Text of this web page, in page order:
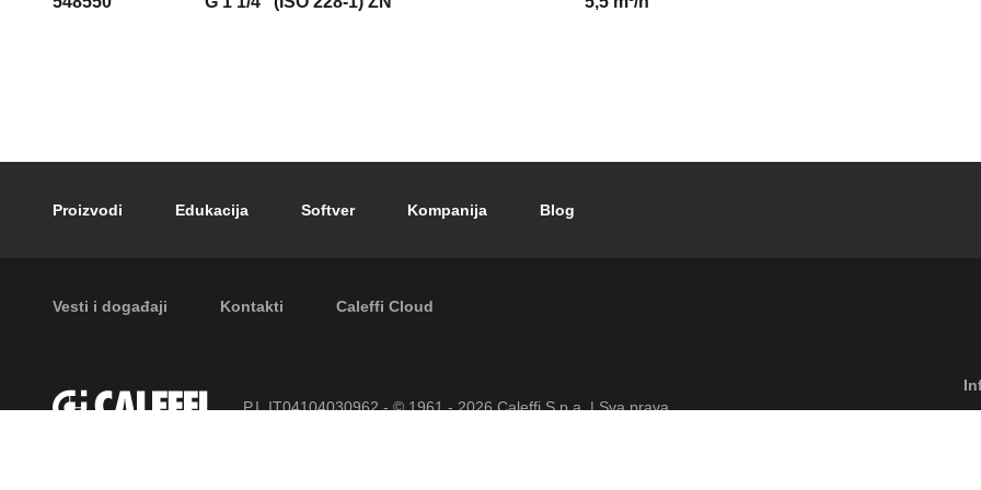
Footer main navigation
Proizvodi Edukacija Softver Kompanija Blog
Footer secondary navigation
Vesti i događaji Kontakti Caleffi Cloud
P.I. IT04104030962 - © 1961 - 2026Caleffi S.p.a. | Sva prava